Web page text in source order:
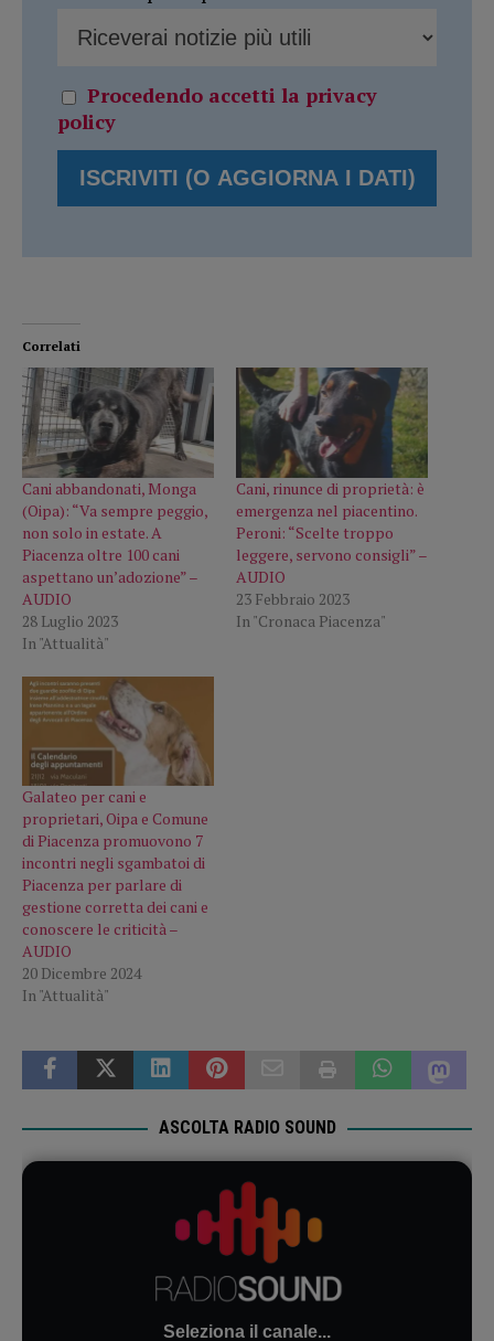
Procedendo accetti la privacy
policy
Correlati
Cani abbandonati, Monga
(Oipa): “Va sempre peggio,
non solo in estate. A
Piacenza oltre 100 cani
aspettano un’adozione” –
AUDIO
28 Luglio 2023
In "Attualità"
Cani, rinunce di proprietà: è
emergenza nel piacentino.
Peroni: “Scelte troppo
leggere, servono consigli” –
AUDIO
23 Febbraio 2023
In "Cronaca Piacenza"
Galateo per cani e
proprietari, Oipa e Comune
di Piacenza promuovono 7
incontri negli sgambatoi di
Piacenza per parlare di
gestione corretta dei cani e
conoscere le criticità –
AUDIO
20 Dicembre 2024
In "Attualità"
ASCOLTA RADIO SOUND
Seleziona il canale...